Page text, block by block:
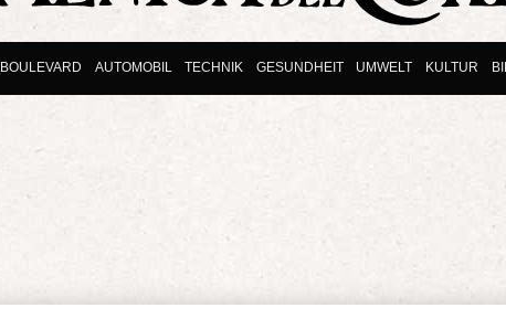
BOULEVARD AUTOMOBIL TECHNIK GESUNDHEIT UMWELT KULTUR